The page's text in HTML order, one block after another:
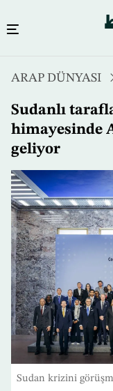
atla
ARAP DÜNYASI
Sudanlı
himayesinde
geliyor
Sudan krizini